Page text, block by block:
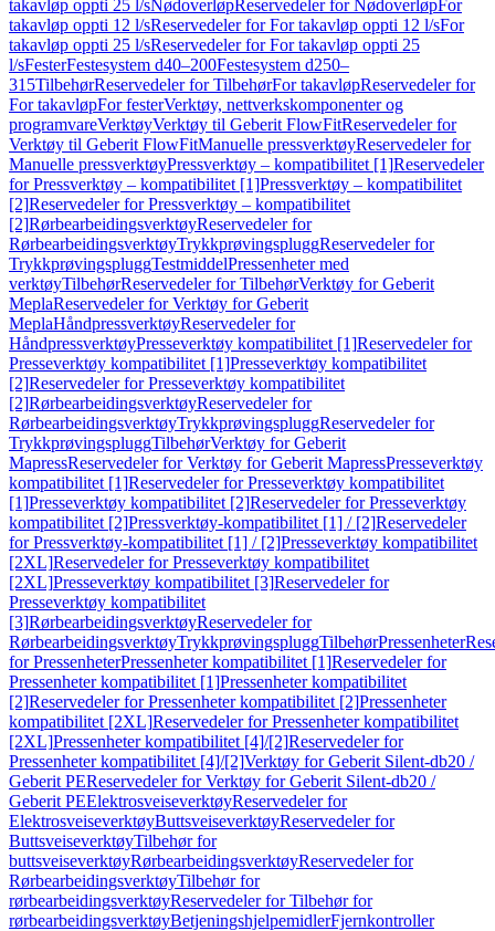
takavløp oppti 25 l/sNødoverløpReservedeler for NødoverløpFor
takavløp oppti 12 l/sReservedeler for For takavløp oppti 12 l/sFor
takavløp oppti 25 l/sReservedeler for For takavløp oppti 25
l/sFesterFestesystem d40–200Festesystem d250–
315TilbehørReservedeler for TilbehørFor takavløpReservedeler for
For takavløpFor festerVerktøy, nettverkskomponenter og
programvareVerktøyVerktøy til Geberit FlowFitReservedeler for
Verktøy til Geberit FlowFitManuelle pressverktøyReservedeler for
Manuelle pressverktøyPressverktøy – kompatibilitet [1]Reservedeler
for Pressverktøy – kompatibilitet [1]Pressverktøy – kompatibilitet
[2]Reservedeler for Pressverktøy – kompatibilitet
[2]RørbearbeidingsverktøyReservedeler for
RørbearbeidingsverktøyTrykkprøvingspluggReservedeler for
TrykkprøvingspluggTestmiddelPressenheter med
verktøyTilbehørReservedeler for TilbehørVerktøy for Geberit
MeplaReservedeler for Verktøy for Geberit
MeplaHåndpressverktøyReservedeler for
HåndpressverktøyPresseverktøy kompatibilitet [1]Reservedeler for
Presseverktøy kompatibilitet [1]Presseverktøy kompatibilitet
[2]Reservedeler for Presseverktøy kompatibilitet
[2]RørbearbeidingsverktøyReservedeler for
RørbearbeidingsverktøyTrykkprøvingspluggReservedeler for
TrykkprøvingspluggTilbehørVerktøy for Geberit
MapressReservedeler for Verktøy for Geberit MapressPresseverktøy
kompatibilitet [1]Reservedeler for Presseverktøy kompatibilitet
[1]Presseverktøy kompatibilitet [2]Reservedeler for Presseverktøy
kompatibilitet [2]Pressverktøy-kompatibilitet [1] / [2]Reservedeler
for Pressverktøy-kompatibilitet [1] / [2]Presseverktøy kompatibilitet
[2XL]Reservedeler for Presseverktøy kompatibilitet
[2XL]Presseverktøy kompatibilitet [3]Reservedeler for
Presseverktøy kompatibilitet
[3]RørbearbeidingsverktøyReservedeler for
RørbearbeidingsverktøyTrykkprøvingspluggTilbehørPressenheter
for PressenheterPressenheter kompatibilitet [1]Reservedeler for
Pressenheter kompatibilitet [1]Pressenheter kompatibilitet
[2]Reservedeler for Pressenheter kompatibilitet [2]Pressenheter
kompatibilitet [2XL]Reservedeler for Pressenheter kompatibilitet
[2XL]Pressenheter kompatibilitet [4]/[2]Reservedeler for
Pressenheter kompatibilitet [4]/[2]Verktøy for Geberit Silent-db20 /
Geberit PEReservedeler for Verktøy for Geberit Silent-db20 /
Geberit PEElektrosveiseverktøyReservedeler for
ElektrosveiseverktøyButtsveiseverktøyReservedeler for
ButtsveiseverktøyTilbehør for
buttsveiseverktøyRørbearbeidingsverktøyReservedeler for
RørbearbeidingsverktøyTilbehør for
rørbearbeidingsverktøyReservedeler for Tilbehør for
rørbearbeidingsverktøyBetjeningshjelpemidlerFjernkontroller